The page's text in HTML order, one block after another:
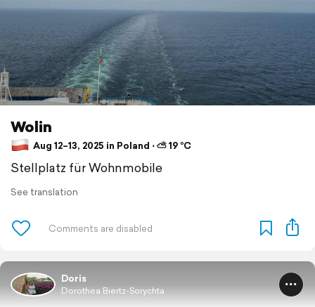
Wolin
Aug 12–13, 2025 in Poland ⋅ ⛅ 19 °C
Stellplatz für Wohnmobile
See translation
Doris
Dorothea Biertz-Sorychta